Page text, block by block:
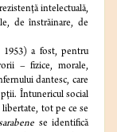
intelectuală,
de înstrăinare, de
1953) a fost, pentru
– fizice, morale,
dantesc, care
Întunericul social
tot pe ce se
se identifică